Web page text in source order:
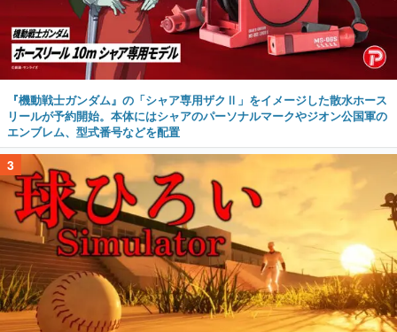
『機動戦士ガンダム』の「シャア専用ザクⅡ」をイメージした散水ホース
リールが予約開始。本体にはシャアのパーソナルマークやジオン公国軍の
エンブレム、型式番号などを配置
3